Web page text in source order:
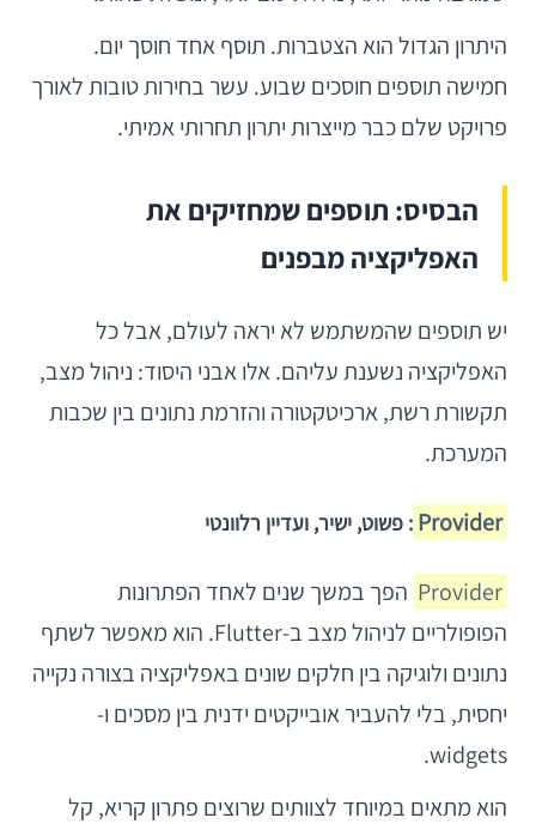
היתרון הגדול הוא הצטברות. תוסף אחד חוסך יום.
חמישה תוספים חוסכים שבוע. עשר בחירות טובות לאורך
פרויקט שלם כבר מייצרות יתרון תחרותי אמיתי.
הבסיס: תוספים שמחזיקים את
האפליקציה מבפנים
יש תוספים שהמשתמש לא יראה לעולם, אבל כל
האפליקציה נשענת עליהם. אלו אבני היסוד: ניהול מצב,
תקשורת רשת, ארכיטקטורה והזרמת נתונים בין שכבות
המערכת.
Provider : פשוט, ישיר, ועדיין רלוונטי
Provider הפך במשך שנים לאחד הפתרונות
הפופולריים לניהול מצב ב-Flutter. הוא מאפשר לשתף
נתונים ולוגיקה בין חלקים שונים באפליקציה בצורה נקייה
יחסית, בלי להעביר אובייקטים ידנית בין מסכים ו-
widgets.
הוא מתאים במיוחד לצוותים שרוצים פתרון קריא, קל